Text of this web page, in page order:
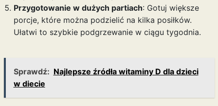
Przygotowanie w dużych partiach: Gotuj większe
porcje, które można podzielić na kilka posiłków.
Ułatwi to szybkie podgrzewanie w ciągu tygodnia.
Sprawdź: Najlepsze źródła witaminy D dla dzieci
w diecie